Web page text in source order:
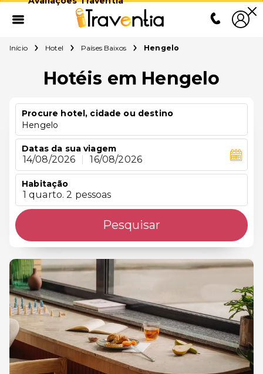
Início Hotel Países Baixos Hengelo
Hotéis em Hengelo
Procure hotel, cidade ou destino
Hengelo
Datas da sua viagem
14/08/2026 16/08/2026
Habitação
1 quarto. 2 pessoas
Pesquisar